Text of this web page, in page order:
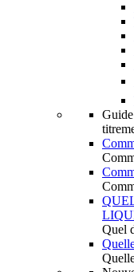
Guide
Quel